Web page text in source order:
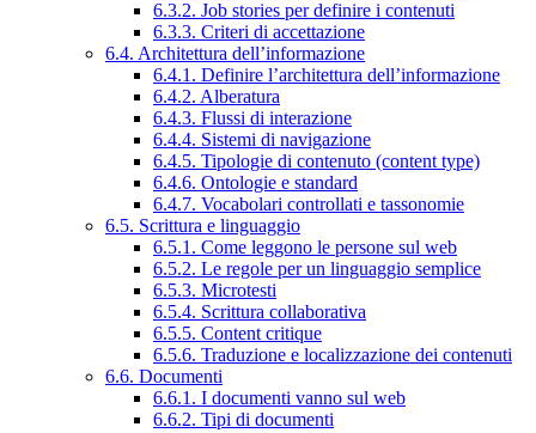
6.3.2. Job stories per definire i contenuti
6.3.3. Criteri di accettazione
6.4. Architettura dell’informazione
6.4.1. Definire l’architettura dell’informazione
6.4.2. Alberatura
6.4.3. Flussi di interazione
6.4.4. Sistemi di navigazione
6.4.5. Tipologie di contenuto (content type)
6.4.6. Ontologie e standard
6.4.7. Vocabolari controllati e tassonomie
6.5. Scrittura e linguaggio
6.5.1. Come leggono le persone sul web
6.5.2. Le regole per un linguaggio semplice
6.5.3. Microtesti
6.5.4. Scrittura collaborativa
6.5.5. Content critique
6.5.6. Traduzione e localizzazione dei contenuti
6.6. Documenti
6.6.1. I documenti vanno sul web
6.6.2. Tipi di documenti